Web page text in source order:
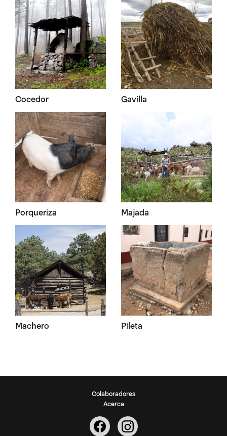
Cocedor Gavilla
Porqueriza Majada
Machero Pileta
Colaboradores
Acerca